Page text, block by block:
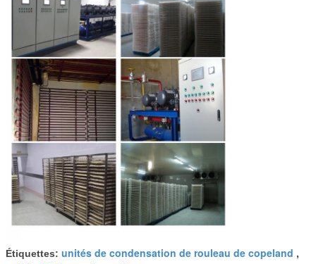
Étiquettes: unités de condensation de rouleau de copeland ,